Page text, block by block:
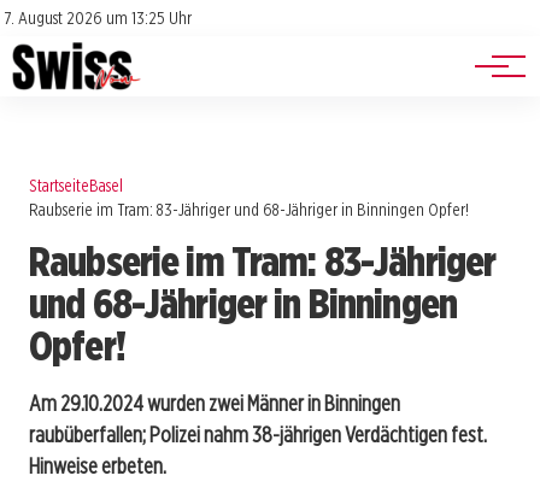
7. August 2026 um 13:25 Uhr
Impressum
Datenschutz
Jobs
Events
StartseiteBasel
Raubserie im Tram: 83-Jähriger und 68-Jähriger in Binningen Opfer!
Raubserie im Tram: 83-Jähriger
und 68-Jähriger in Binningen
Opfer!
Am 29.10.2024 wurden zwei Männer in Binningen
raubüberfallen; Polizei nahm 38-jährigen Verdächtigen fest.
Hinweise erbeten.